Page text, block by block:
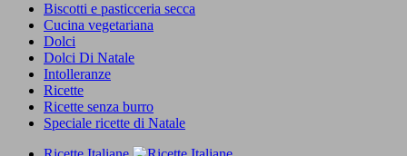
Biscotti e pasticceria secca
Cucina vegetariana
Dolci
Dolci Di Natale
Intolleranze
Ricette
Ricette senza burro
Speciale ricette di Natale